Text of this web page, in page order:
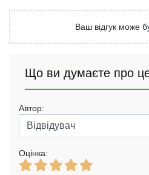
Ваш відгук може
Що ви думаєте про
Автор:
Оцінка: